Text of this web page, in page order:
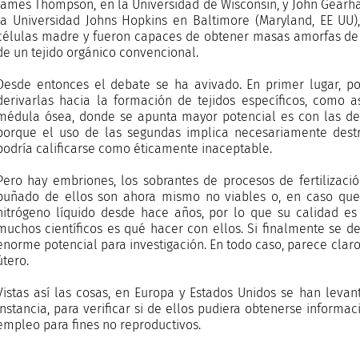
Thompson, en la Universidad de Wisconsin, y John
Universidad Johns Hopkins en Baltimore (Maryland, EE
madre y fueron capaces de obtener masas amorfas
un tejido orgánico convencional.
entonces el debate se ha avivado. En primer lugar,
hacia la formación de tejidos específicos, como
ósea, donde se apunta mayor potencial es con las
el uso de las segundas implica necesariamente
calificarse como éticamente inaceptable.
hay embriones, los sobrantes de procesos de
de ellos son ahora mismo no viables o, en caso
líquido desde hace años, por lo que su calidad
científicos es qué hacer con ellos. Si finalmente se
potencial para investigación. En todo caso, parece
así las cosas, en Europa y Estados Unidos se han
para verificar si de ellos pudiera obtenerse
para fines no reproductivos.